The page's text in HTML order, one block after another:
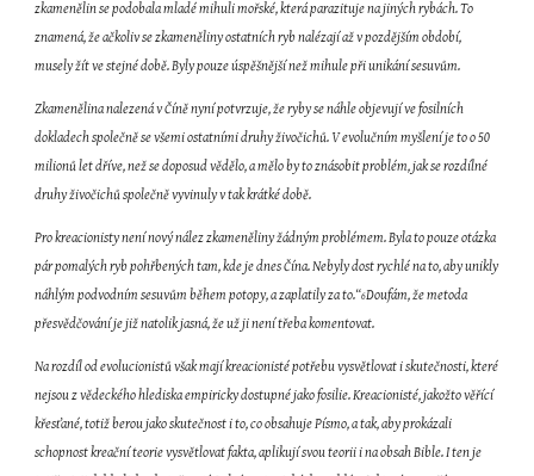
zkamenělin se podobala mladé mihuli mořské, která parazituje na jiných rybách. To
znamená, že ačkoliv se zkameněliny ostatních ryb nalézají až v pozdějším období,
musely žít ve stejné době. Byly pouze úspěšnější než mihule při unikání sesuvům.
Zkamenělina nalezená v Číně nyní potvrzuje, že ryby se náhle objevují ve fosilních
dokladech společně se všemi ostatními druhy živočichů. V evolučním myšlení je to o 50
milionů let dříve, než se doposud vědělo, a mělo by to znásobit problém, jak se rozdílné
druhy živočichů společně vyvinuly v tak krátké době.
Pro kreacionisty není nový nález zkameněliny žádným problémem. Byla to pouze otázka
pár pomalých ryb pohřbených tam, kde je dnes Čína. Nebyly dost rychlé na to, aby unikly
náhlým podvodním sesuvům během potopy, a zaplatily za to.“6Doufám, že metoda
přesvědčování je již natolik jasná, že už ji není třeba komentovat.
Na rozdíl od evolucionistů však mají kreacionisté potřebu vysvětlovat i skutečnosti, které
nejsou z vědeckého hlediska empiricky dostupné jako fosilie. Kreacionisté, jakožto věřící
křesťané, totiž berou jako skutečnost i to, co obsahuje Písmo, a tak, aby prokázali
schopnost kreační teorie vysvětlovat fakta, aplikují svou teorii i na obsah Bible. I ten je